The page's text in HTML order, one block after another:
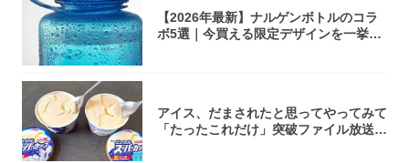
【2026年最新】ナルゲンボトルのコラ
ボ5選｜今買える限定デザインを一挙紹
アイス、だまされたと思ってやってみて
「たったこれだけ」突破ファイル放送で